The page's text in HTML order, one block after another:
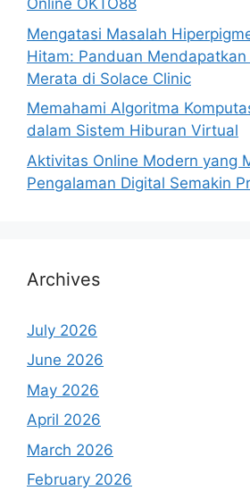
Online OKTO88
Mengatasi Masalah
Hitam: Panduan Mendapatkan
Merata di Solace Clinic
Memahami Algoritma
dalam Sistem Hiburan Virtual
Aktivitas Online Modern yang
Pengalaman Digital Semakin
Archives
July 2026
June 2026
May 2026
April 2026
March 2026
February 2026